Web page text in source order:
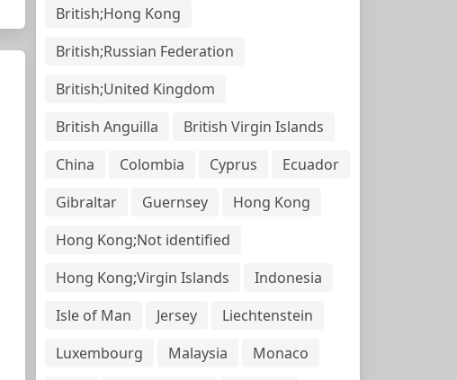
British;Hong Kong
British;Russian Federation
British;United Kingdom
British Anguilla
British Virgin Islands
China
Colombia Cyprus
Ecuador
Gibraltar
Guernsey
Hong Kong
Hong Kong;Not identified
Hong Kong;Virgin Islands
Indonesia
Isle of Man
Jersey
Liechtenstein
Luxembourg
Malaysia
Monaco